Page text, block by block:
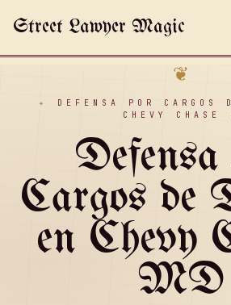
Street Lawyer Magic
❦
✦
DEFENSA POR CARGOS
CHEVY CHASE
Defensa
Cargos de
en Chevy
MD